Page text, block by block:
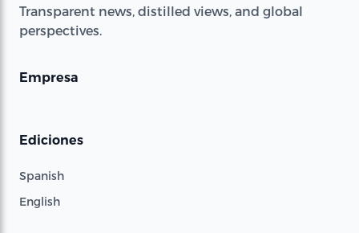
Transparent news, distilled views, and global
perspectives.
Empresa
Ediciones
Spanish
English